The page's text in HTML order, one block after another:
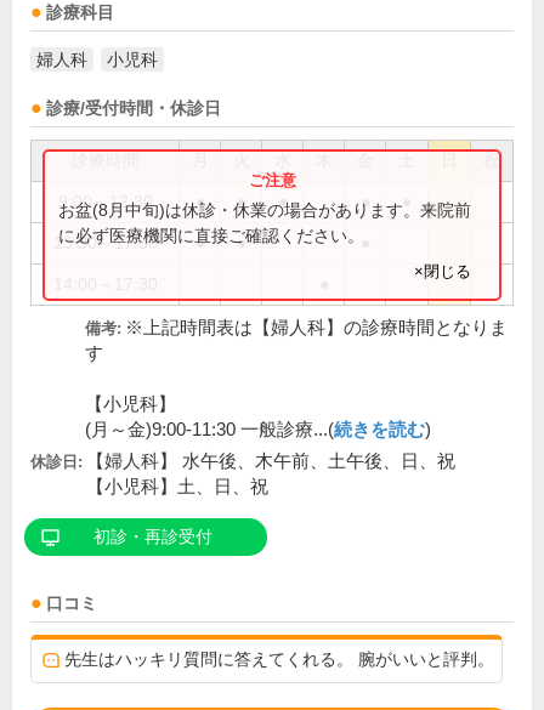
診療科目
婦人科 小児科
診療/受付時間・休診日
祝
9:00～12:30 ● ● ● ●
13:30～17:30 ● ●
お盆(8月中旬)は休診・休業の場合があります。来院前
に必ず医療機関に直接ご確認ください。
×閉じる
備考: ※上記時間表は【婦人科】の診療時間となりま
す
【小児科】
(月～金)9:00-11:30 一般診療...(続きを読む)
休診日:
【婦人科】 水午後、木午前、土午後、日、祝
【小児科】土、日、祝
初診・再診受付
口コミ
先生はハッキリ質問に答えてくれる。 腕がいいと評判。